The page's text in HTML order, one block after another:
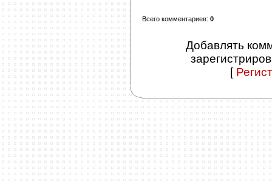
Всего комментариев: 0
Добавлять
[